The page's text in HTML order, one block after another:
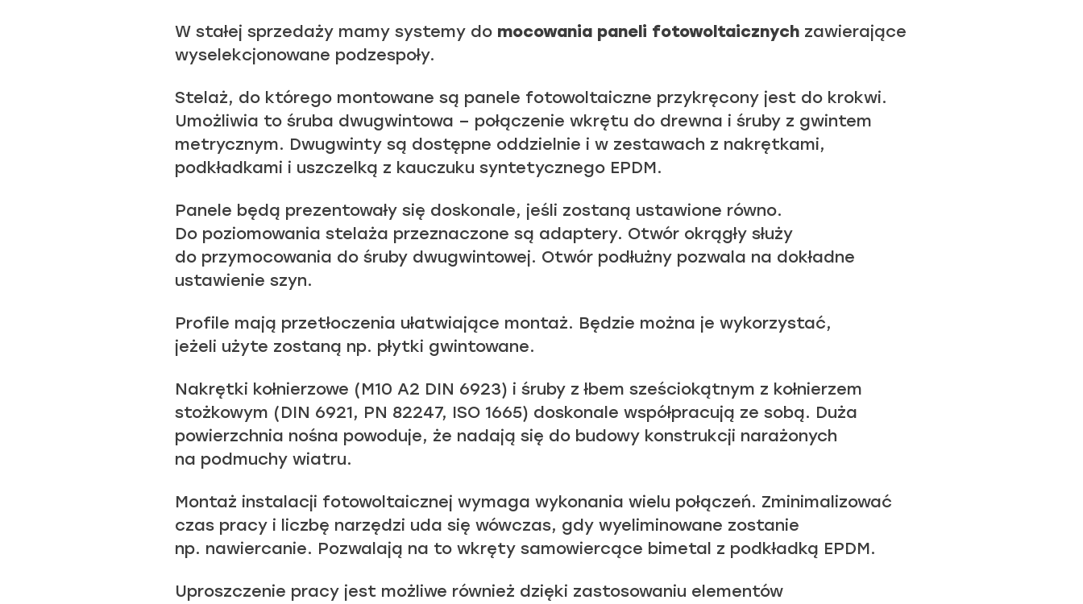
W stałej sprzedaży mamy systemy do mocowania paneli fotowoltaicznych zawierające
wyselekcjonowane podzespoły.
Stelaż, do którego montowane są panele fotowoltaiczne przykręcony jest do krokwi.
Umożliwia to śruba dwugwintowa – połączenie wkrętu do drewna i śruby z gwintem
metrycznym. Dwugwinty są dostępne oddzielnie i w zestawach z nakrętkami,
podkładkami i uszczelką z kauczuku syntetycznego EPDM.
Panele będą prezentowały się doskonale, jeśli zostaną ustawione równo.
Do poziomowania stelaża przeznaczone są adaptery. Otwór okrągły służy
do przymocowania do śruby dwugwintowej. Otwór podłużny pozwala na dokładne
ustawienie szyn.
Profile mają przetłoczenia ułatwiające montaż. Będzie można je wykorzystać,
jeżeli użyte zostaną np. płytki gwintowane.
Nakrętki kołnierzowe (M10 A2 DIN 6923) i śruby z łbem sześciokątnym z kołnierzem
stożkowym (DIN 6921, PN 82247, ISO 1665) doskonale współpracują ze sobą. Duża
powierzchnia nośna powoduje, że nadają się do budowy konstrukcji narażonych
na podmuchy wiatru.
Montaż instalacji fotowoltaicznej wymaga wykonania wielu połączeń. Zminimalizować
czas pracy i liczbę narzędzi uda się wówczas, gdy wyeliminowane zostanie
np. nawiercanie. Pozwalają na to wkręty samowiercące bimetal z podkładką EPDM.
Uproszczenie pracy jest możliwe również dzięki zastosowaniu elementów